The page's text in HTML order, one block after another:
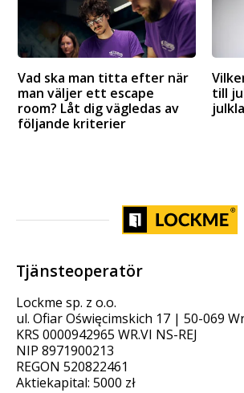
Vad ska man titta efter när
man väljer ett escape
room? Låt dig vägledas av
följande kriterier
till
Tjänsteoperatör
Lockme sp. z o.o.
ul. Ofiar Oświęcimskich 17 | 50-069
KRS 0000942965 WR.VI NS-REJ
NIP 8971900213
REGON 520822461
Aktiekapital: 5000 zł